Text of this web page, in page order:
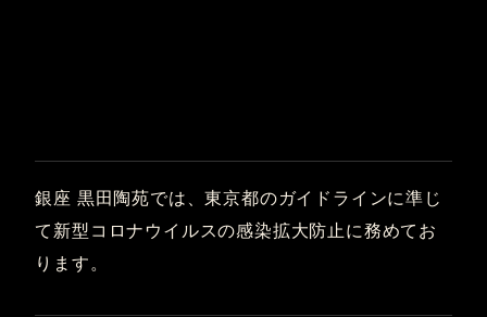
銀座 黒田陶苑では、東京都のガイドラインに準じ
て新型コロナウイルスの感染拡大防止に務めてお
ります。